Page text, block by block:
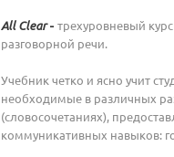
All Clear- трехуровневый
разговорной речи.
Учебник четко и ясно учит
необходимые в различных
(словосочетаниях),
коммуникативных навыков: